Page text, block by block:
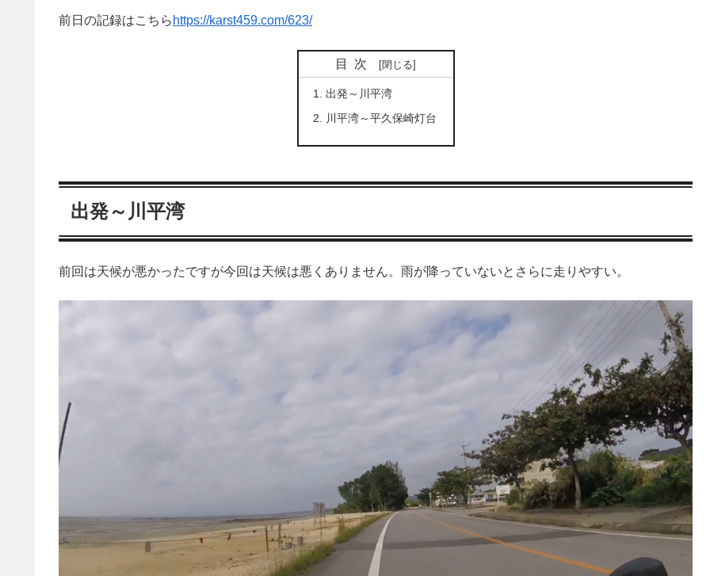
前日の記録はこちら https://karst459.com/623/
目次
出発～川平湾
川平湾～平久保崎灯台
出発～川平湾
前回は天候が悪かったですが今回は天候は悪くありません。雨が降っていないとさらに走りやすい。